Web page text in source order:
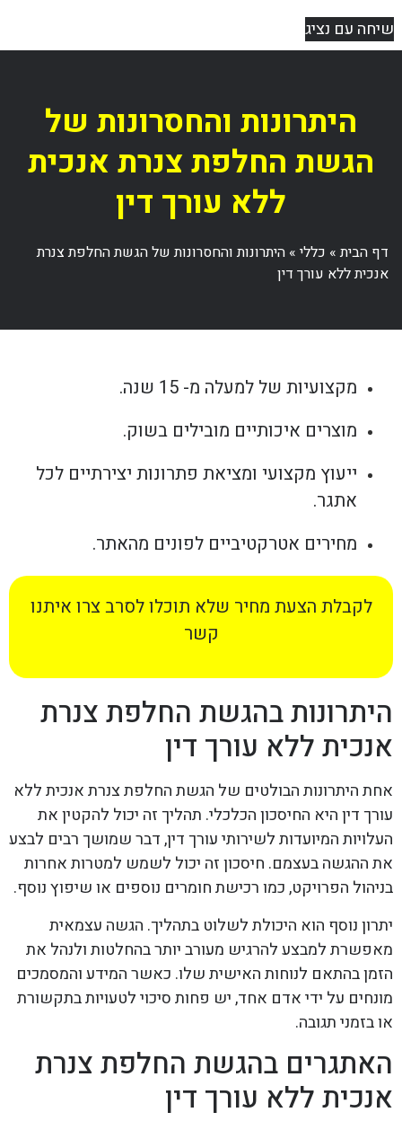
שיחה עם נציג
היתרונות והחסרונות של
הגשת החלפת צנרת אנכית
ללא עורך דין
דף הבית» כללי» היתרונות והחסרונות של הגשת החלפת צנרת
אנכית ללא עורך דין
מקצועיות של למעלה מ- 15 שנה.
מוצרים איכותיים מובילים בשוק.
ייעוץ מקצועי ומציאת פתרונות יצירתיים לכל
אתגר.
מחירים אטרקטיביים לפונים מהאתר.
לקבלת הצעת מחיר שלא תוכלו לסרב צרו איתנו
קשר
היתרונות בהגשת החלפת צנרת
אנכית ללא עורך דין
אחת היתרונות הבולטים של הגשת החלפת צנרת אנכית ללא
עורך דין היא החיסכון הכלכלי. תהליך זה יכול להקטין את
העלויות המיועדות לשירותי עורך דין, דבר שמושך רבים לבצע
את ההגשה בעצמם. חיסכון זה יכול לשמש למטרות אחרות
בניהול הפרויקט, כמו רכישת חומרים נוספים או שיפוץ נוסף.
יתרון נוסף הוא היכולת לשלוט בתהליך. הגשה עצמאית
מאפשרת למבצע להרגיש מעורב יותר בהחלטות ולנהל את
הזמן בהתאם לנוחות האישית שלו. כאשר המידע והמסמכים
מונחים על ידי אדם אחד, יש פחות סיכוי לטעויות בתקשורת
או בזמני תגובה.
האתגרים בהגשת החלפת צנרת
אנכית ללא עורך דין